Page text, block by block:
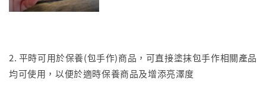
2. 平時可用於保養(包手作)商品，可直接塗抹包手作相關產品
均可使用，以便於適時保養商品及增添亮澤度